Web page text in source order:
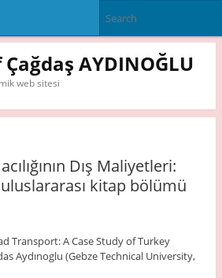
AYDINOĞLU
web sitesi
Dış Maliyetleri:
kitap bölümü
Transport: A Case Study of Turkey
Aydınoglu (Gebze Technical University,